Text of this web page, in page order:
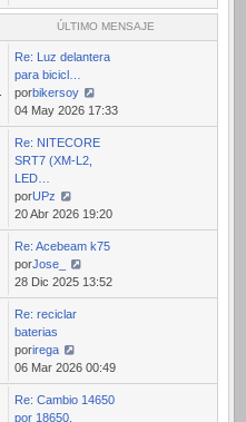
último
mensajeÚLTIMO MENSAJE
Re: Luz delantera
para bicicl…
porbikersoy
Ver
último
mensaje
04 May 2026 17:33
Re: NITECORE
SRT7 (XM-L2,
LED…
porUPz
Ver
último
mensaje
20 Abr 2026 19:20
Re: Acebeam k75
porJose_
Ver
último
mensaje
28 Dic 2025 13:52
Re: reciclar
baterias
porirega
Ver
último
mensaje
06 Mar 2026 00:49
Re: Cambio 14650
por 18650.